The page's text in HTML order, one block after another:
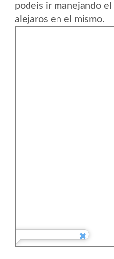
podeis ir manejando
alejaros en el mismo.